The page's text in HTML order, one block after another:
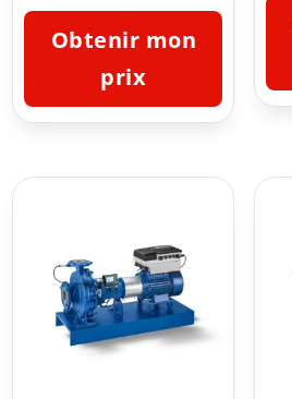
Obtenir mon
prix